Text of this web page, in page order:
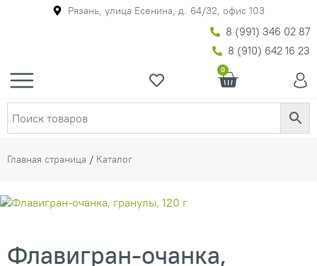
Рязань, улица Есенина, д. 64/32, офис 103
8 (991) 346 02 87
8 (910) 642 16 23
0
Главная страница / Каталог
Флавигран-очанка,